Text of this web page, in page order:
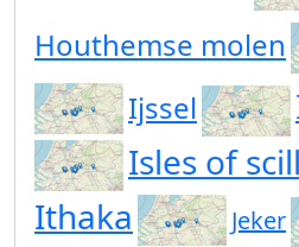
Houthemse molen
Ijssel
Isles of
Ithaka
Jeker